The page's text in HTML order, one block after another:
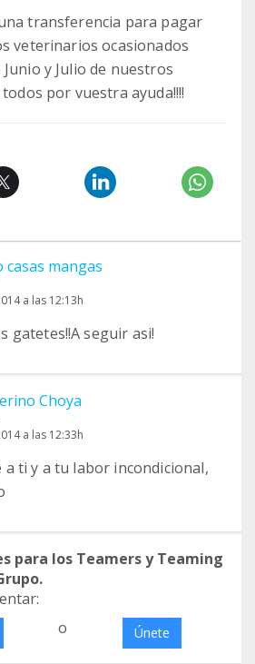
transferencia para pagar
veterinarios ocasionados
y Julio de nuestros
por vuestra ayuda!!!!
mangas
a las 12:13h
gatetes!!A seguir asi!
Choya
a las 12:33h
a ti y a tu labor incondicional,
para los Teamers y Teaming
o Únete